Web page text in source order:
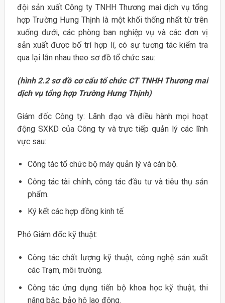
đội sản xuất Công ty TNHH Thương mai dịch vụ tổng
hợp Trường Hưng Thịnh là một khối thống nhất từ trên
xuống dưới, các phòng ban nghiệp vụ và các đơn vị
sản xuất được bố trí hợp lí, có sự tương tác kiểm tra
qua lại lẫn nhau theo sơ đồ tổ chức sau:
(hình 2.2 sơ đồ cơ cấu tổ chức CT TNHH Thương mai
dịch vụ tổng hợp Trường Hưng Thịnh)
Giám đốc Công ty: Lãnh đạo và điều hành mọi hoạt
động SXKD của Công ty và trực tiếp quản lý các lĩnh
vực sau:
Công tác tổ chức bộ máy quản lý và cán bộ.
Công tác tài chính, công tác đầu tư và tiêu thụ sản
phẩm.
Ký kết các hợp đồng kinh tế.
Phó Giám đốc kỹ thuật:
Công tác chất lượng kỹ thuật, công nghệ sản xuất
các Trạm, môi trường.
Công tác ứng dụng tiến bộ khoa học kỹ thuật, thi
nâng bậc, bảo hộ lao động.